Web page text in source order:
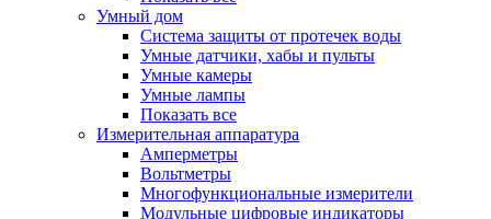
Умный дом
Система защиты от протечек воды
Умные датчики, хабы и пульты
Умные камеры
Умные лампы
Показать все
Измерительная аппаратура
Амперметры
Вольтметры
Многофункциональные измерители
Модульные цифровые индикаторы